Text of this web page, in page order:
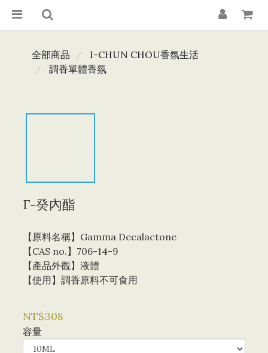
全部商品
I-CHUN CHOU香氛生活
調香單體香氛
Γ-癸內酯
【原料名稱】Gamma Decalactone
【CAS no.】706-14-9
【產品外觀】液體
【使用】調香原料不可食用
NT$308
容量